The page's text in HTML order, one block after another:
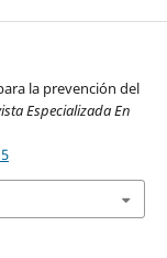
la prevención del
Especializada En